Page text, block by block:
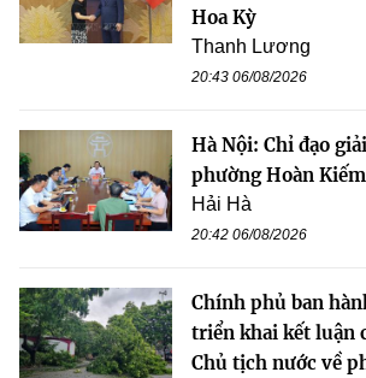
Hoa Kỳ
Thanh Lương
20:43 06/08/2026
Hà Nội: Chỉ đạo
phường Hoàn
Hải Hà
20:42 06/08/2026
Chính phủ ban
triển khai kết luận
Chủ tịch nước về